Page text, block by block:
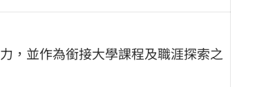
，並作為銜接大學課程及職涯探索之